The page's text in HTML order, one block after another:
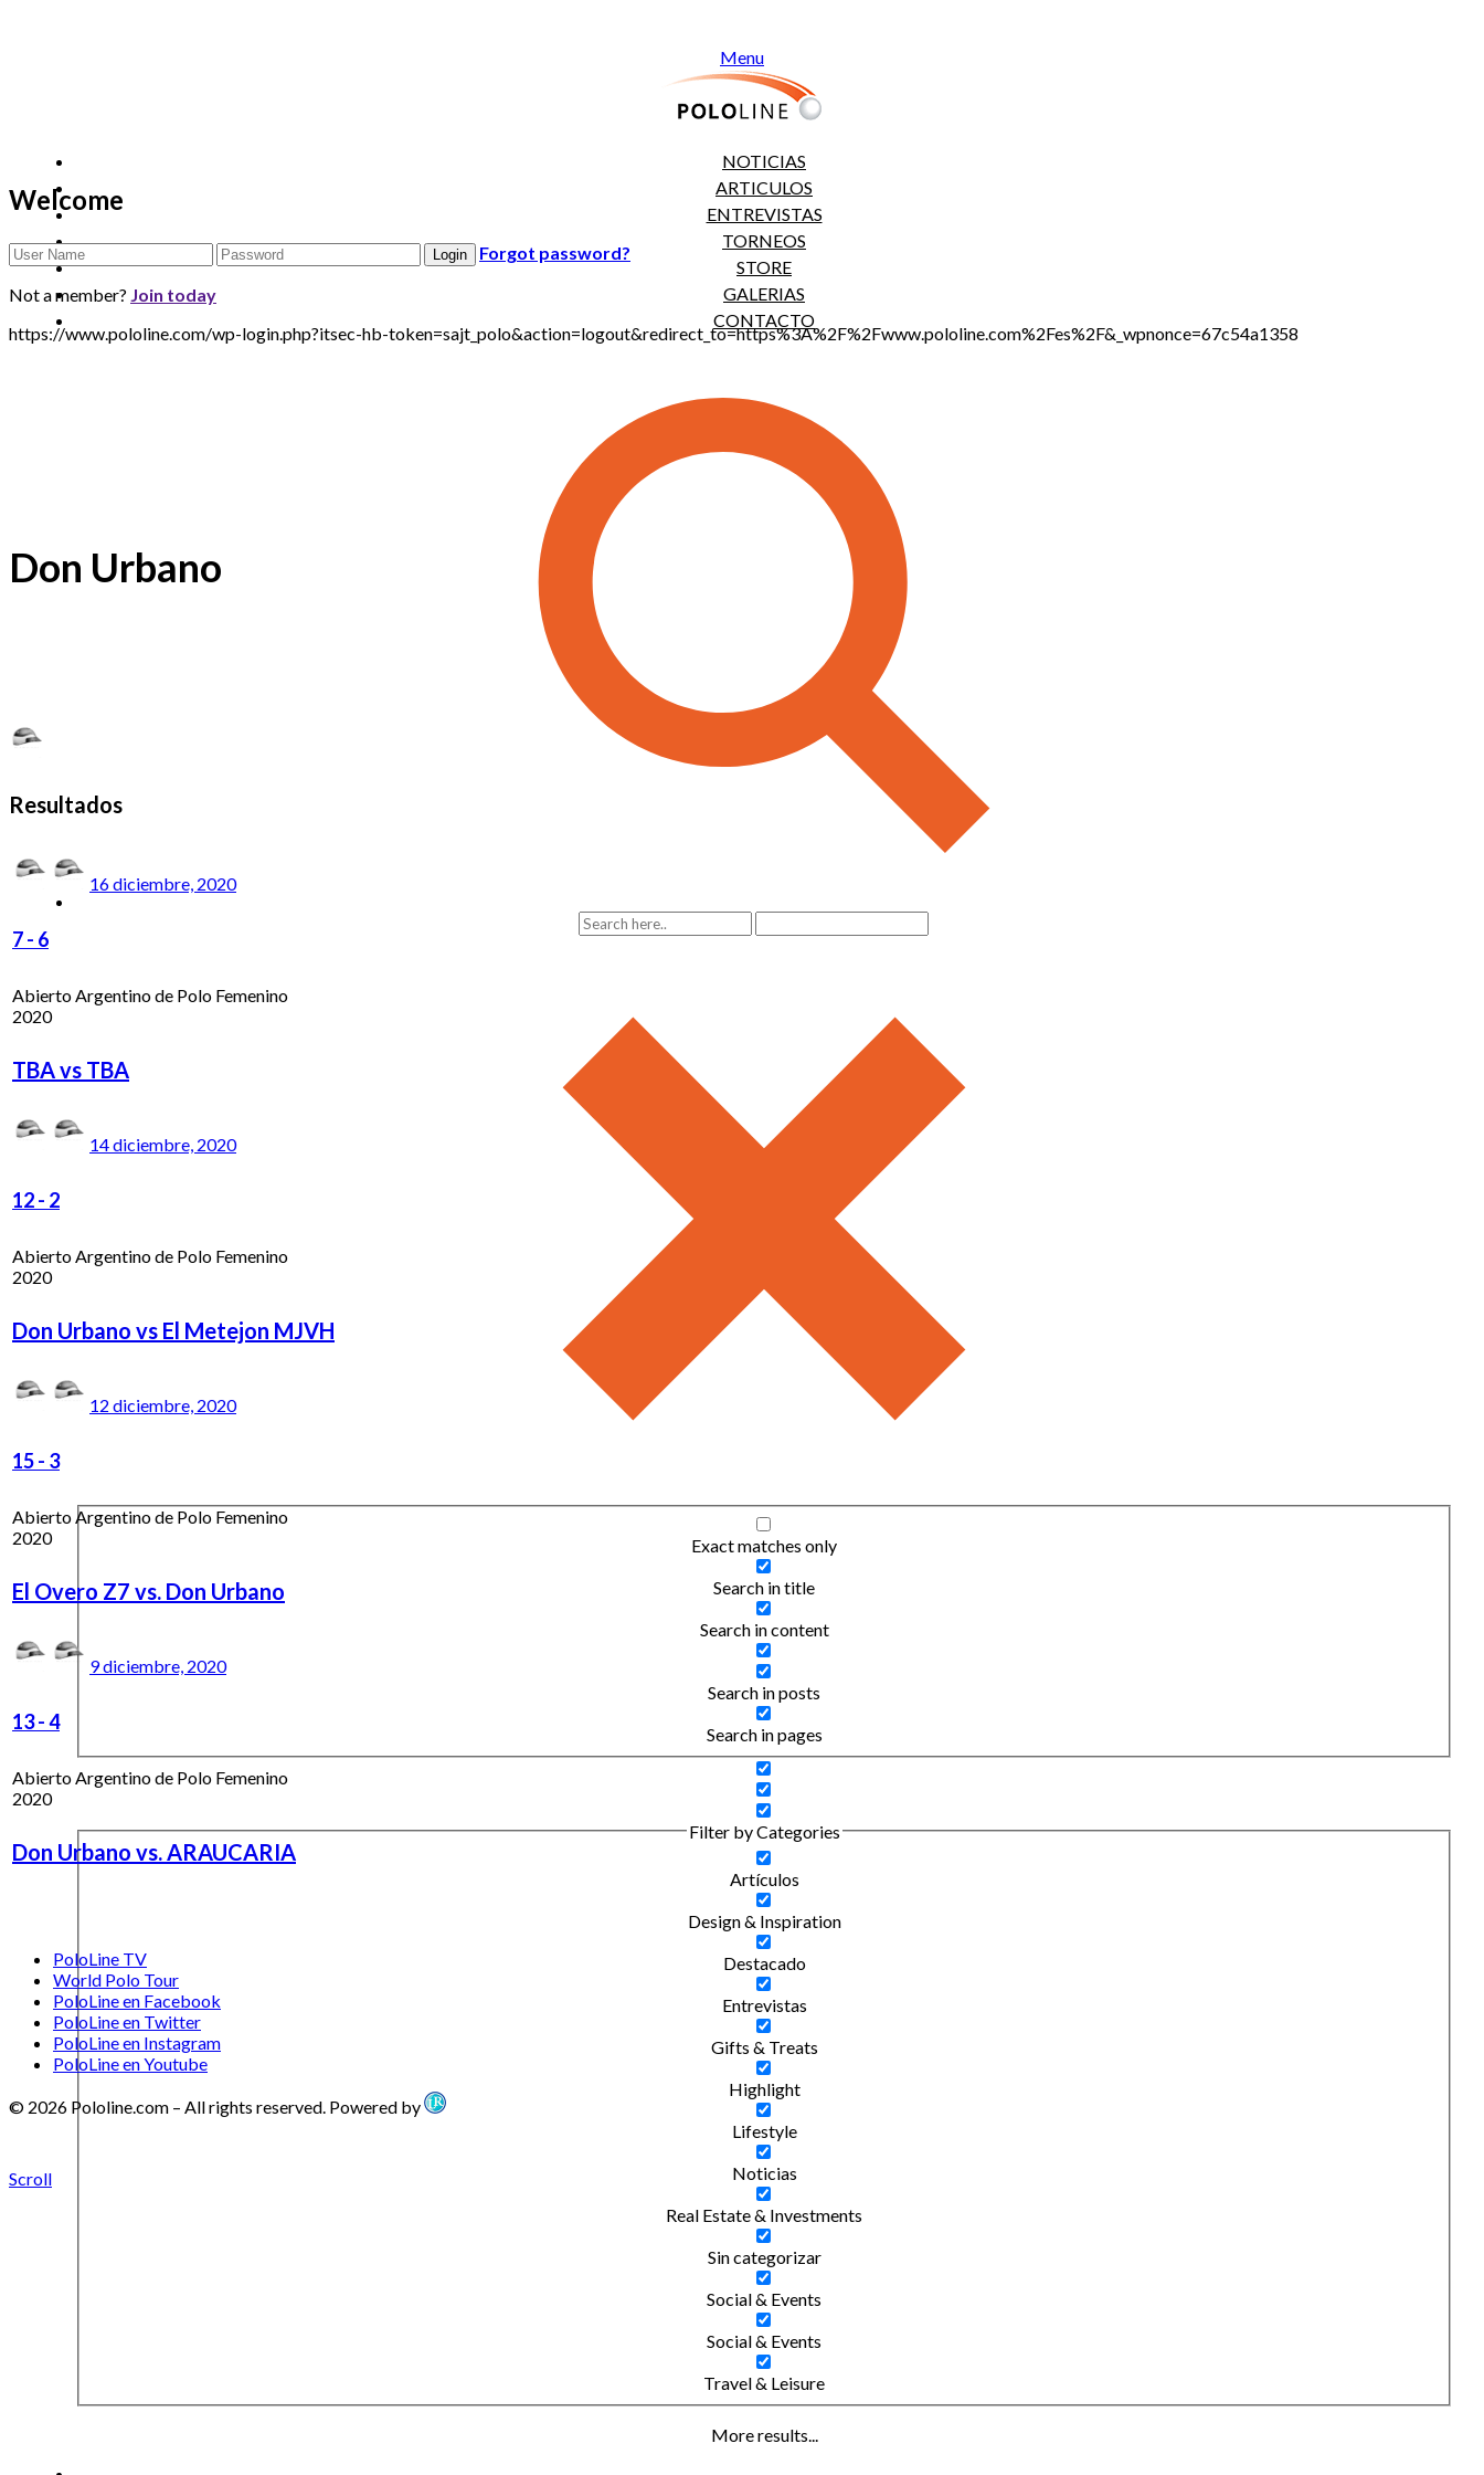
Menu
NOTICIAS
ARTICULOS
ENTREVISTAS
TORNEOS
STORE
GALERIAS
CONTACTO
Exact matches only
Search in title
Search in content
Search in posts
Search in pages
Filter by Categories
Artículos
Design & Inspiration
Destacado
Entrevistas
Gifts & Treats
Highlight
Lifestyle
Noticias
Real Estate & Investments
Sin categorizar
Social & Events
Social & Events
Travel & Leisure
More results...
Welcome
Forgot password?
Not a member? Join today
https://www.pololine.com/wp-login.php?itsec-hb-token=sajt_polo&action=logout&redirect_to=https%3A%2F%2Fwww.pololine.com%2Fes%2F&_wpnonce=67c54a1358
Don Urbano
Resultados
16 diciembre, 2020
7- 6
Abierto Argentino de Polo Femenino
2020
TBA vs TBA
14 diciembre, 2020
12- 2
Abierto Argentino de Polo Femenino
2020
Don Urbano vs El Metejon MJVH
12 diciembre, 2020
15- 3
Abierto Argentino de Polo Femenino
2020
El Overo Z7 vs. Don Urbano
9 diciembre, 2020
13-4
Abierto Argentino de Polo Femenino
2020
Don Urbano vs. ARAUCARIA
PoloLine TV
World Polo Tour
PoloLine en Facebook
PoloLine en Twitter
PoloLine en Instagram
PoloLine en Youtube
© 2026 Pololine.com – All rights reserved. Powered by
Scroll